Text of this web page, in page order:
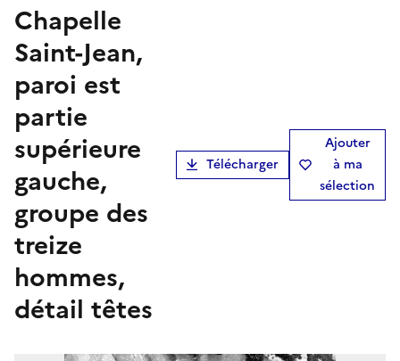
Chapelle
Saint-Jean,
paroi est
partie
supérieure
gauche,
groupe des
treize
hommes,
détail têtes
Télécharger
Ajouter
à ma
sélection